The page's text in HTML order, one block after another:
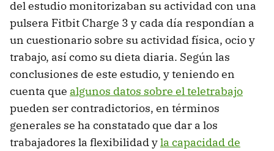
del estudio monitorizaban su actividad con una
pulsera Fitbit Charge 3 y cada día respondían a
un cuestionario sobre su actividad física, ocio y
trabajo, así como su dieta diaria. Según las
conclusiones de este estudio, y teniendo en
cuenta que algunos datos sobre el teletrabajo
pueden ser contradictorios, en términos
generales se ha constatado que dar a los
trabajadores la flexibilidad yla capacidad de